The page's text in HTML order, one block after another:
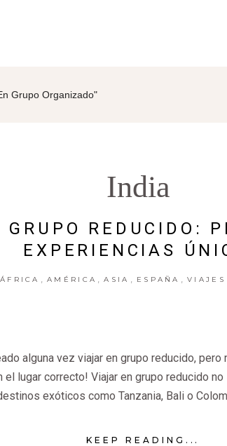
Grupo Organizado"
India
REDUCIDO:
EXPERIENCIAS
ÁFRICA AMÉRICA ASIA ESPAÑA VIAJES
alguna vez viajar en grupo reducido,
el lugar correcto! Viajar en grupo reducido
exóticos como Tanzania, Bali o
KEEP READING...